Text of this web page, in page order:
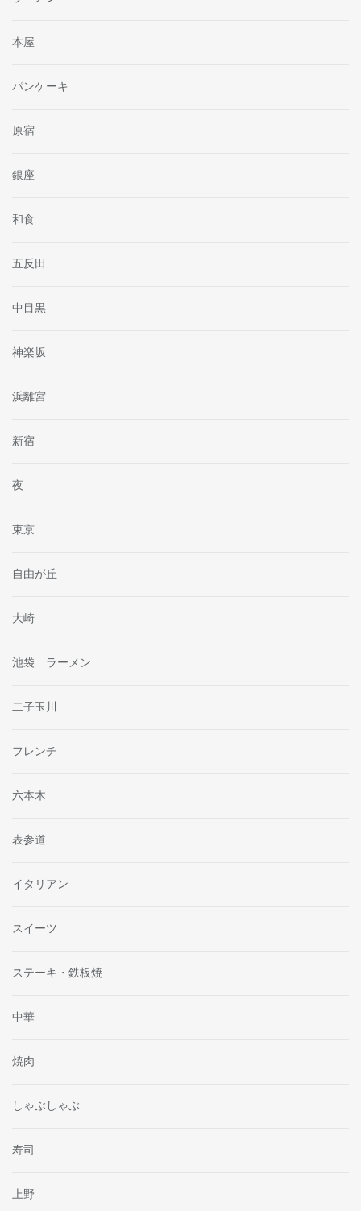
本屋
パンケーキ
原宿
銀座
和食
五反田
中目黒
神楽坂
浜離宮
新宿
夜
東京
自由が丘
大崎
池袋 ラーメン
二子玉川
フレンチ
六本木
表参道
イタリアン
スイーツ
ステーキ・鉄板焼
中華
焼肉
しゃぶしゃぶ
寿司
上野